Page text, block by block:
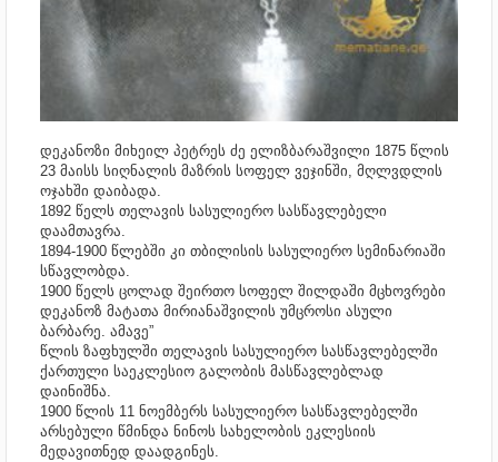
დეკანოზი მიხეილ პეტრეს ძე ელიზბარაშვილი 1875 წლის
23 მაისს სიღნალის მაზრის სოფელ ვეჯინში, მღლვდლის
ოჯახში დაიბადა.
1892 წელს თელავის სასულიერო სასწავლებელი
დაამთავრა.
1894-1900 წლებში კი თბილისის სასულიერო სემინარიაში
სწავლობდა.
1900 წელს ცოლად შეირთო სოფელ შილდაში მცხოვრები
დეკანოზ მატათა მირიანაშვილის უმცროსი ასული
ბარბარე. ამავე”
წლის ზაფხულში თელავის სასულიერო სასწავლებელში
ქართული საეკლესიო გალობის მასწავლებლად
დაინიშნა.
1900 წლის 11 ნოემბერს სასულიერო სასწავლებელში
არსებული წმინდა ნინოს სახელობის ეკლესიის
მედავითნედ დაადგინეს.